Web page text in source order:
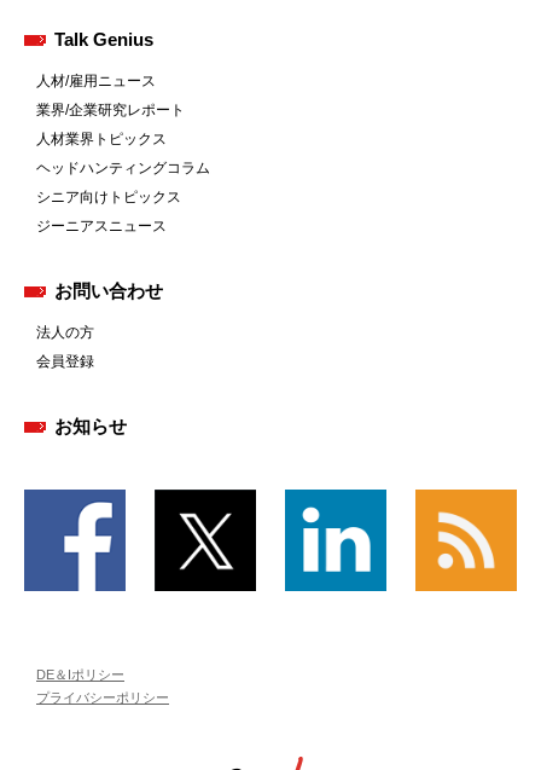
Talk Genius
人材/雇用ニュース
業界/企業研究レポート
人材業界トピックス
ヘッドハンティングコラム
シニア向けトピックス
ジーニアスニュース
お問い合わせ
法人の方
会員登録
お知らせ
DE＆Iポリシー
プライバシーポリシー